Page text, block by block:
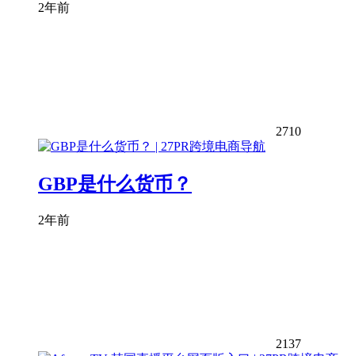
2年前
2710
GBP是什么货币？
2年前
2137